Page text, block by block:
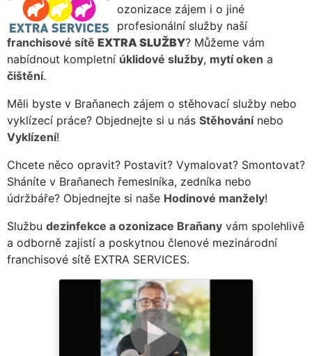
ozonizace zájem i o jiné
profesionální služby naší
franchisové sítě EXTRA SLUŽBY? Můžeme vám
nabídnout kompletní úklidové služby, mytí oken a
čištění.
Měli byste v Braňanech zájem o stěhovací služby nebo
vyklízecí práce? Objednejte si u nás Stěhovánínebo
Vyklízení!
Chcete něco opravit? Postavit? Vymalovat? Smontovat?
Sháníte v Braňanech řemeslníka, zedníka nebo
údržbáře? Objednejte si naše Hodinové manžely!
Službu dezinfekce a ozonizace Braňany vám spolehlivě
a odborně zajistí a poskytnou členové mezinárodní
franchisové sítě EXTRA SERVICES.